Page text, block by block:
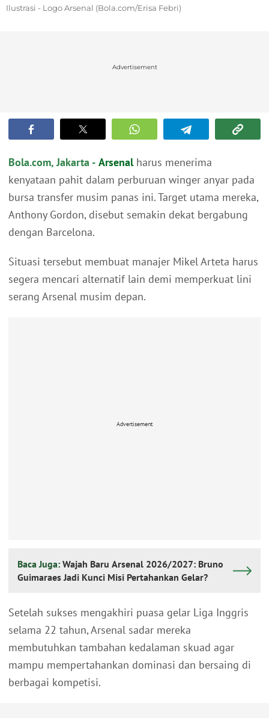
Ilustrasi - Logo Arsenal (Bola.com/Erisa Febri)
Advertisement
Bola.com, Jakarta - Arsenalharus menerima
kenyataan pahit dalam perburuan winger anyar pada
bursa transfer musim panas ini. Target utama mereka,
Anthony Gordon, disebut semakin dekat bergabung
dengan Barcelona.
Situasi tersebut membuat manajer Mikel Arteta harus
segera mencari alternatif lain demi memperkuat lini
serang Arsenal musim depan.
Advertisement
Baca Juga: Wajah Baru Arsenal 2026/2027: Bruno
Guimaraes Jadi Kunci Misi Pertahankan Gelar?
Setelah sukses mengakhiri puasa gelar Liga Inggris
selama 22 tahun, Arsenal sadar mereka
membutuhkan tambahan kedalaman skuad agar
mampu mempertahankan dominasi dan bersaing di
berbagai kompetisi.